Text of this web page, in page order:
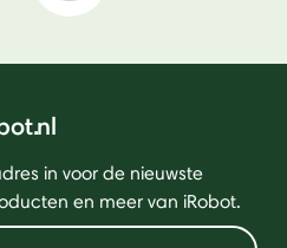
in voor de nieuwste
en meer van iRobot.